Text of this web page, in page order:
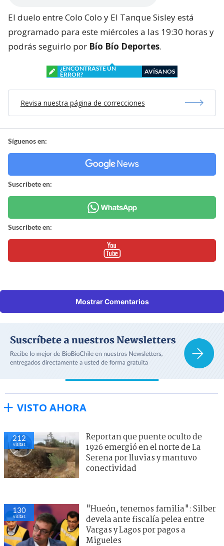
El duelo entre Colo Colo y El Tanque Sisley está
programado para este miércoles a las 19:30 horas y
podrás seguirlo por Bío Bío Deportes.
¿ENCONTRASTE UN
ERROR?
AVÍSANOS
Revisa nuestra página de correcciones
Síguenos en:
Suscríbete en:
Suscríbete en:
Mostrar Comentarios
VISTO AHORA
212
visitas
Reportan que puente oculto de
1926 emergió en el norte de La
Serena por lluvias y mantuvo
conectividad
130
visitas
"Hueón, tenemos familia": Silber
devela ante fiscalía pelea entre
Vargas y Lagos por pagos a
Migueles